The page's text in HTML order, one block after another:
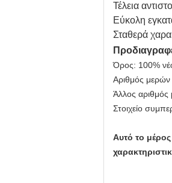
Τέλεια
Εύκολη
Σταθερά
Όρος: 100%
Αριθμός
Άλλος
Στοιχείο
Αυτό το